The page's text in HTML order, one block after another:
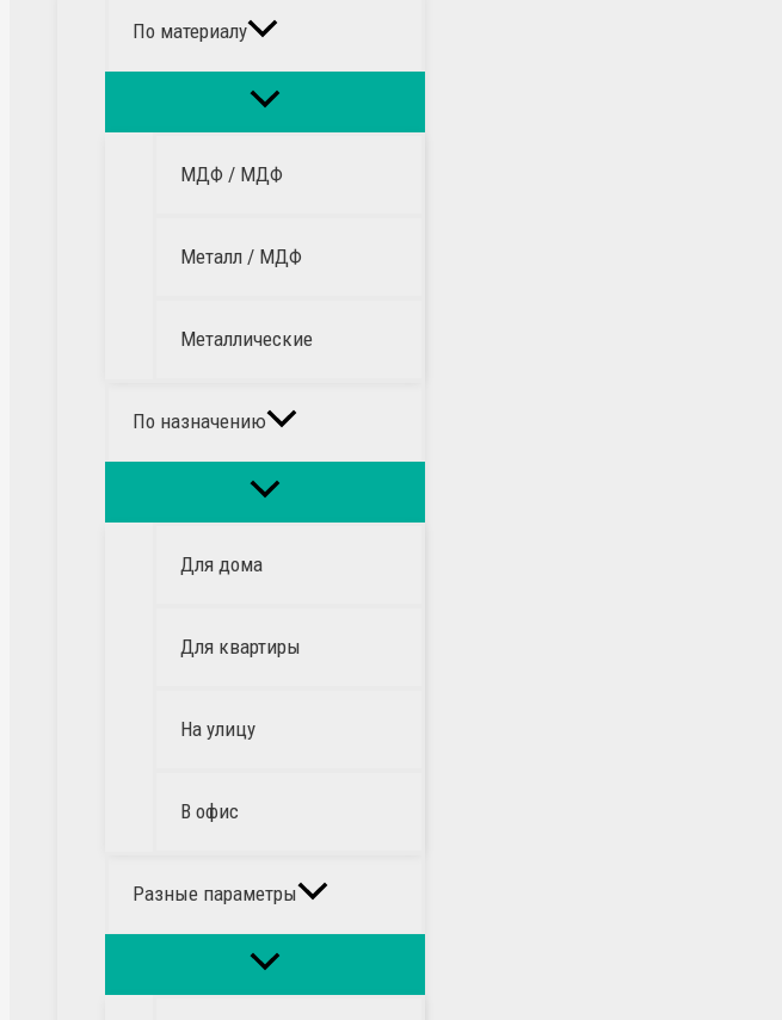
По материалу
МДФ / МДФ
Металл / МДФ
Металлические
По назначению
Для дома
Для квартиры
На улицу
В офис
Разные параметры